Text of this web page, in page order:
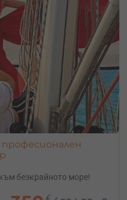
професионален
безкрайното море!